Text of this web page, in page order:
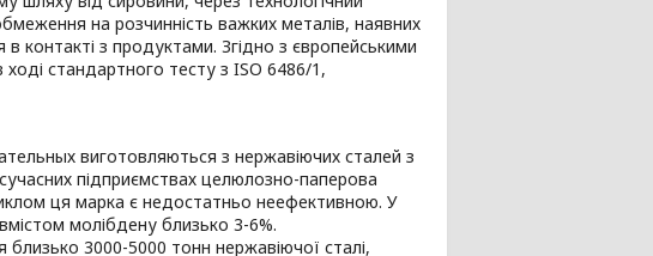
на розчинність важких металів, наявних
контакті з продуктами. Згідно з європейськими
ході стандартного тесту з ISO 6486/1,
виготовляються з нержавіючих сталей з
підприємствах целюлозно-паперова
ця марка є недостатньо неефективною. У
молібдену близько 3-6%.
3000-5000 тонн нержавіючої сталі,